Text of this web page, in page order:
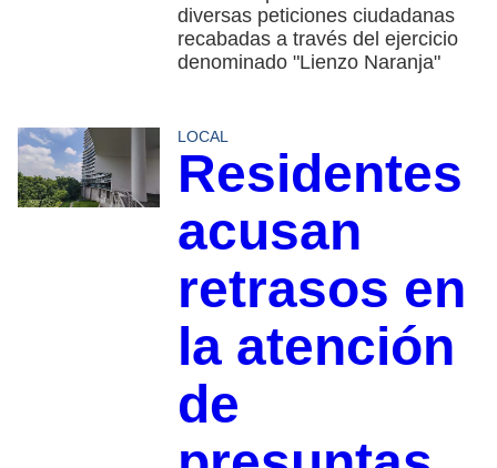
diversas peticiones ciudadanas
recabadas a través del ejercicio
denominado "Lienzo Naranja"
LOCAL
Residentes
acusan
retrasos en
la atención
de